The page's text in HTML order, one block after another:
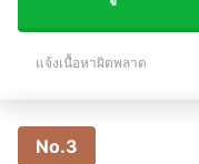
แจ้งเนื้อหาผิดพลาด
No.3